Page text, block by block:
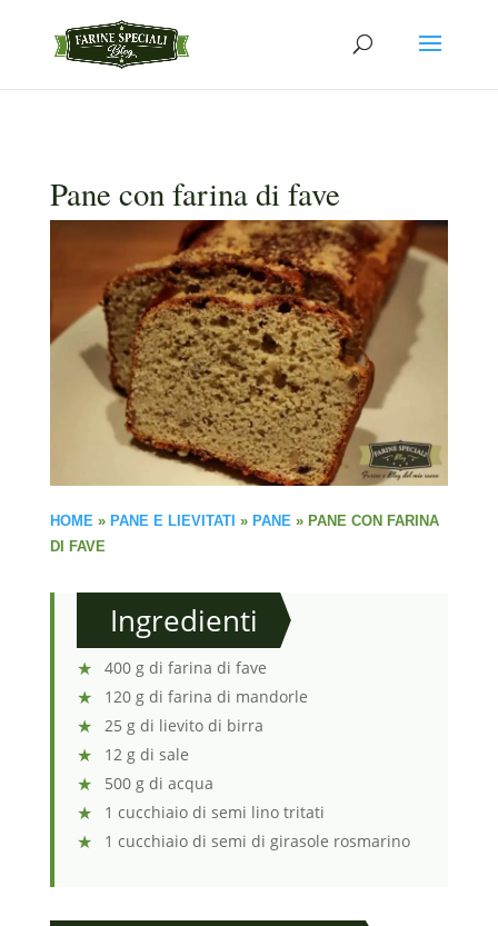
Pane con farina di fave
HOME » PANE E LIEVITATI » PANE » PANE CON FARINA
DI FAVE
Ingredienti
400 g di farina di fave
120 g di farina di mandorle
25 g di lievito di birra
12 g di sale
500 g di acqua
1 cucchiaio di semi lino tritati
1 cucchiaio di semi di girasole rosmarino